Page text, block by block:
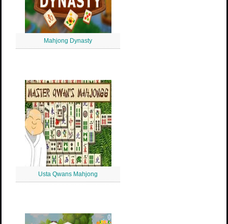
Mahjong Dynasty
Usta Qwans Mahjong